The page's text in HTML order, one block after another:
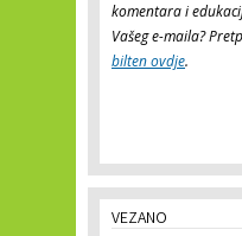
komentara i
Vašeg e-maila?
bilten ovdje.
VEZANO